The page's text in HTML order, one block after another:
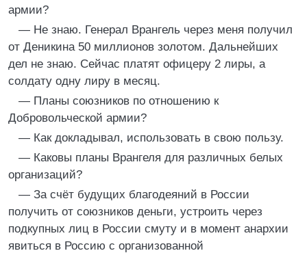
армии?
— Не знаю. Генерал Врангель через меня получил
от Деникина 50 миллионов золотом. Дальнейших
дел не знаю. Сейчас платят офицеру 2 лиры, а
солдату одну лиру в месяц.
— Планы союзников по отношению к
Добровольческой армии?
— Как докладывал, использовать в свою пользу.
— Каковы планы Врангеля для различных белых
организаций?
— За счёт будущих благодеяний в России
получить от союзников деньги, устроить через
подкупных лиц в России смуту и в момент анархии
явиться в Россию с организованной